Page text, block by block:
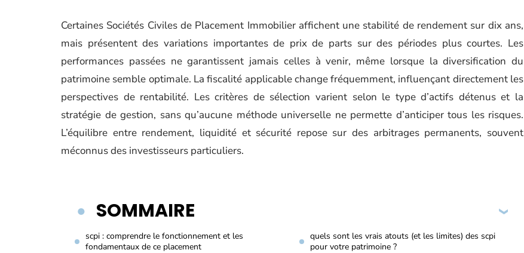
Certaines Sociétés Civiles de Placement Immobilier affichent une stabilité de rendement sur dix ans,
mais présentent des variations importantes de prix de parts sur des périodes plus courtes. Les
performances passées ne garantissent jamais celles à venir, même lorsque la diversification du
patrimoine semble optimale. La fiscalité applicable change fréquemment, influençant directement les
perspectives de rentabilité. Les critères de sélection varient selon le type d’actifs détenus et la
stratégie de gestion, sans qu’aucune méthode universelle ne permette d’anticiper tous les risques.
L’équilibre entre rendement, liquidité et sécurité repose sur des arbitrages permanents, souvent
méconnus des investisseurs particuliers.
SOMMAIRE
scpi : comprendre le fonctionnement et les
fondamentaux de ce placement
quels sont les vrais atouts (et les limites) des scpi
pour votre patrimoine ?